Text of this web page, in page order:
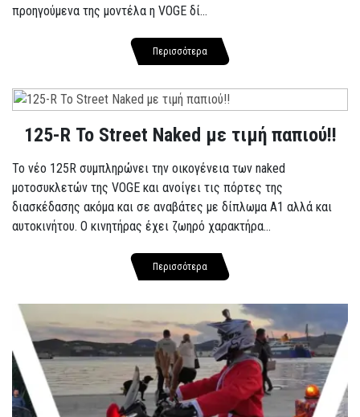
προηγούμενα της μοντέλα η VOGE δί...
Περισσότερα
125-R Το Street Naked με τιμή παπιού!!
Το νέο 125R συμπληρώνει την οικογένεια των naked
μοτοσυκλετών της VOGE και ανοίγει τις πόρτες της
διασκέδασης ακόμα και σε αναβάτες με δίπλωμα A1 αλλά και
αυτοκινήτου. Ο κινητήρας έχει ζωηρό χαρακτήρα...
Περισσότερα